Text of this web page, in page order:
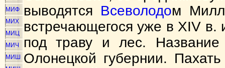
МИФ
МИХ
МИЦ
МИЧ
МИШ
выводятся Всеволодом
встречающегося уже в XIV
под траву и лес.
Олонецкой губернии.